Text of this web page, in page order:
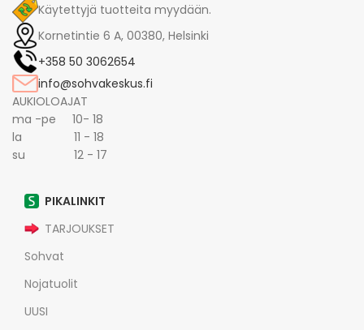
Käytettyjä tuotteita myydään.
Kornetintie 6 A, 00380, Helsinki
+358 50 3062654
info@sohvakeskus.fi
AUKIOLOAJAT
ma -pe 10- 18
la 11 - 18
su 12 - 17
PIKALINKIT
TARJOUKSET
Sohvat
Nojatuolit
UUSI